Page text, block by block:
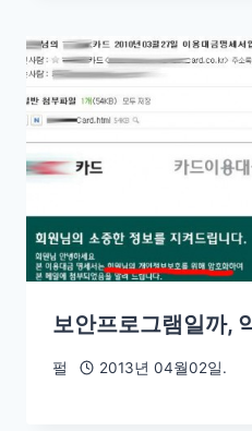
보안프로그램일까,
펄 2013년 04월02일.